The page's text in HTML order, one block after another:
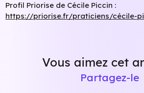
Profil Priorise de Cécile Piccin :
https://priorise.fr/praticiens/cécile-
Vous aimez cet
Partagez-le